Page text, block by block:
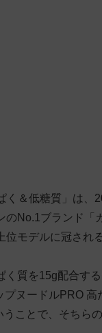
＆低糖質」は、
No.1ブランド「
モデルに冠され
く質を15g配合す
ヌードルPRO 高
ことで、そちら